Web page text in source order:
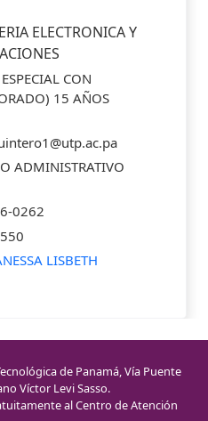
ELECTRONICA Y
CON
15 AÑOS
ADMINISTRATIVO
0262
LISBETH
de Panamá, Vía Puente
Víctor Levi Sasso.
al Centro de Atención